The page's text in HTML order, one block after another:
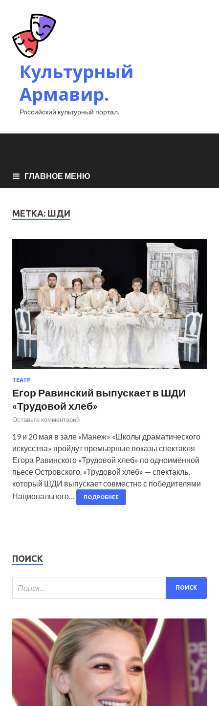
Культурный
Армавир.
Российский культурный портал.
ГЛАВНОЕ МЕНЮ
МЕТКА: ШДИ
ТЕАТР
Егор Равинский выпускает в ШДИ
«Трудовой хлеб»
Оставьте комментарий
19 и 20 мая в зале «Манеж» «Школы драматического
искусства» пройдут премьерные показы спектакля
Егора Равинского «Трудовой хлеб» по одноимённой
пьесе Островского. «Трудовой хлеб» — спектакль,
который ШДИ выпускает совместно с победителями
Национального…
ПОДРОБНЕЕ
ПОИСК